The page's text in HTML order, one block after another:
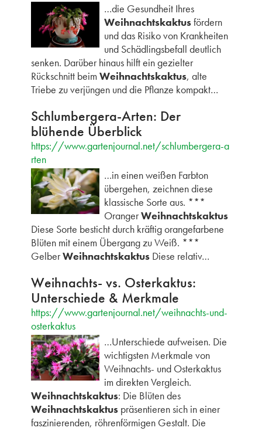
…die Gesundheit Ihres
Weihnachtskaktusfördern
und das Risiko von Krankheiten
und Schädlingsbefall deutlich
senken. Darüber hinaus hilft ein gezielter
Rückschnitt beim Weihnachtskaktus, alte
Triebe zu verjüngen und die Pflanze kompakt…
Schlumbergera-Arten: Der
blühende Überblick
https://www.gartenjournal.net/schlumbergera-a
rten
…in einen weißen Farbton
übergehen, zeichnen diese
klassische Sorte aus. ***
OrangerWeihnachtskaktus
Diese Sorte besticht durch kräftig orangefarbene
Blüten mit einem Übergang zu Weiß. ***
GelberWeihnachtskaktusDiese relativ…
Weihnachts- vs. Osterkaktus:
Unterschiede & Merkmale
https://www.gartenjournal.net/weihnachts-und-
osterkaktus
…Unterschiede aufweisen. Die
wichtigsten Merkmale von
Weihnachts- und Osterkaktus
im direkten Vergleich.
Weihnachtskaktus: Die Blüten des
Weihnachtskaktuspräsentieren sich in einer
faszinierenden, röhrenförmigen Gestalt. Die